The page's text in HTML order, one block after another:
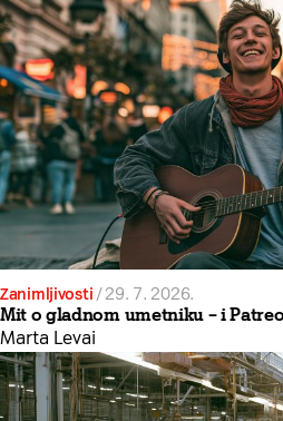
Zanimljivosti /29. 7. 2026.
Mit o gladnom umetniku – i
Marta Levai